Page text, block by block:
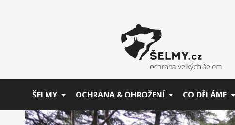
ŠELMY OCHRANA & OHROŽENÍ CO DĚLÁME